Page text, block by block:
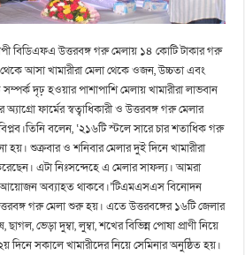
বিডিএফএ উত্তরবঙ্গ গরু মেলায় ১৪ কোটি টাকার গরু
থেকে আসা খামারীরা মেলা থেকে ওজন, উচ্চতা এবং
দৃঢ় হওয়ার পাশাপাশি মেলায় খামারীরা লাভবান
ফার্মের স্বত্বাধিকারী ও উত্তরবঙ্গ গরু মেলার
বলেন, ‘২১৬টি স্টলে সারে চার শতাধিক গরু
হয়। শুক্রবার ও শনিবার মেলার দুই দিনে খামারীরা
এটা নিঃসন্দেহে এ মেলার সাফল্য। আমরা
অব্যাহত থাকবে।’টিএমএসএস বিনোদন
গরু মেলা শুরু হয়। এতে উত্তরবঙ্গের ১৬টি জেলার
ভেড়া দুম্বা, লুম্বা, শখের বিভিন্ন পোষা প্রাণী নিয়ে
দিনে সকালে খামারীদের নিয়ে সেমিনার অনুষ্ঠিত হয়।